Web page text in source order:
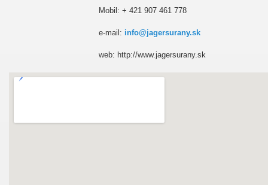
Mobil: + 421 907 461 778
e-mail: info@jagersurany.sk
web: http://www.jagersurany.sk